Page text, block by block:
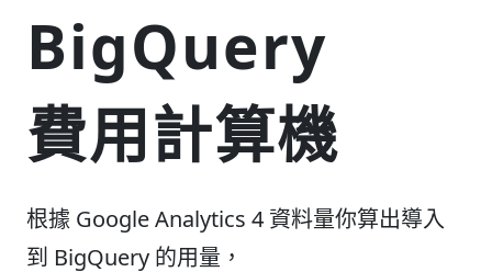
BigQuery
費用計算機
根據 Google Analytics 4 資料量你算出導入
到 BigQuery 的用量，